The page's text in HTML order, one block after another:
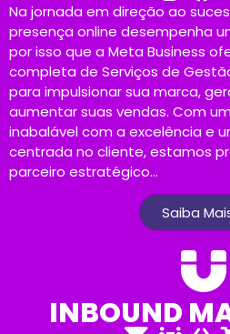
Na jornada em direção ao
presença online desempenha
por isso que a Meta Business
completa de Serviços de
para impulsionar sua marca,
aumentar suas vendas. Com
inabalável com a excelência e
centrada no cliente, estamos
parceiro estratégico…
Saiba
INBOUND